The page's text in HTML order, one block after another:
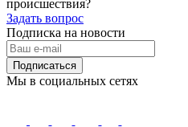
происшествия?
Задать вопрос
Подписка на новости
Подписаться
Мы в социальных сетях